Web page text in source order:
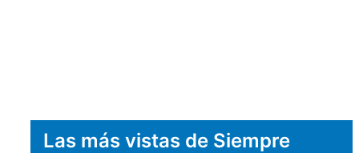
Las más vistas de Siempre